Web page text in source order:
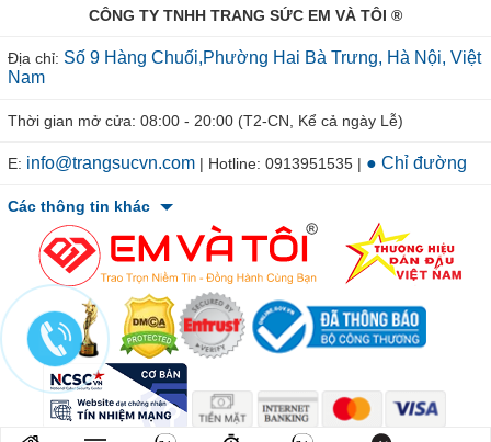
CÔNG TY TNHH TRANG SỨC EM VÀ TÔI ®
Địa chỉ: Số 9 Hàng Chuối,Phường Hai Bà Trưng, Hà Nội, Việt
Nam
Thời gian mở cửa: 08:00 - 20:00 (T2-CN, Kể cả ngày Lễ)
E: info@trangsucvn.com | Hotline: 0913951535 | ● Chỉ đường
Các thông tin khác